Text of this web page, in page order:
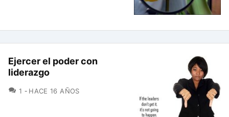
Ejercer el poder con
liderazgo
1 COMENTARIOS
HACE 16 AÑOS